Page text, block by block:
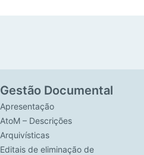
Gestão Documental
Apresentação
AtoM – Descrições
Arquivísticas
Editais de eliminação de